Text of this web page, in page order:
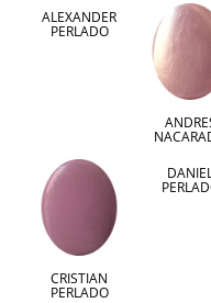
ALEXANDER
PERLADO
CRISTIAN
PERLADO